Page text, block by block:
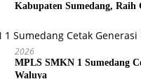
Kabupaten Sumedang, Raih
2026
MPLS SMKN 1 Sumedang
Waluya